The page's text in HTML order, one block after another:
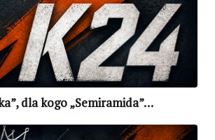
dla kogo „Semiramida”…